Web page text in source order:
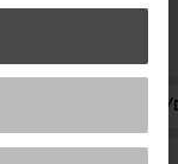
údaje, a nastavte
můžete kdykoliv
funkcí sociálních
údaje.
údajů.
VÝROBCE/